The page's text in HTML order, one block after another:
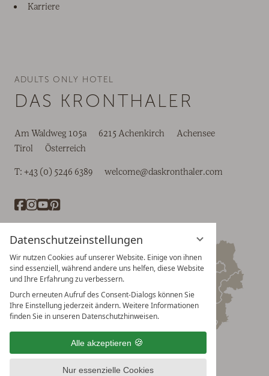
Datenschutzeinstellungen
Wir nutzen Cookies auf unserer Website. Einige von ihnen
sind essenziell, während andere uns helfen, diese Website
und Ihre Erfahrung zu verbessern.
Durch erneuten Aufruf des Consent-Dialogs können Sie
Ihre Einstellung jederzeit ändern. Weitere Informationen
finden Sie in unseren Datenschutzhinweisen.
Alle akzeptieren
Nur essenzielle Cookies
Karriere
ADULTS ONLY HOTEL
DAS KRONTHALER
Am Waldweg 105a 6215 Achenkirch
Achensee
Tirol
Österreich
T: +43 (0) 5246 6389 welcome@daskronthaler.com